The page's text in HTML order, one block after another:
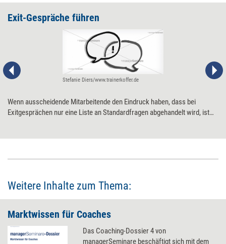
Exit-Gespräche führen
Stefanie Diers/www.trainerkoffer.de
Wenn ausscheidende Mitarbeitende den Eindruck haben, dass bei
Exitgesprächen nur eine Liste an Standardfragen abgehandelt wird, ist
Weitere Inhalte zum Thema:
Marktwissen für Coaches
Das Coaching-Dossier 4 von
managerSeminare beschäftigt sich mit dem